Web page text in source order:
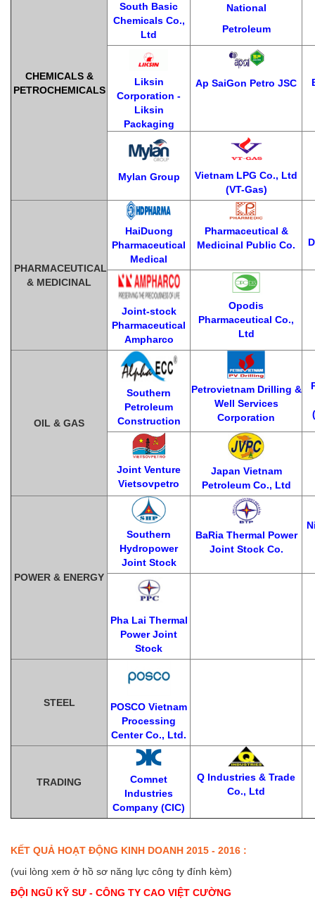
CHEMICALS &
PETROCHEMICALS
South Basic
Chemicals Co.,
Ltd
National
Petroleum
Liksin
Corporation -
Liksin
Packaging
Ap SaiGon Petro JSC
Mylan Group
Vietnam LPG Co., Ltd
(VT-Gas)
PHARMACEUTICAL
& MEDICINAL
HaiDuong
Pharmaceutical
Medical
Pharmaceutical &
Medicinal Public Co.
Joint-stock
Pharmaceutical
Ampharco
Opodis
Pharmaceutical Co.,
Ltd
OIL & GAS
Southern
Petroleum
Construction
Petrovietnam Drilling &
Well Services
Corporation
Joint Venture
Vietsovpetro
Japan Vietnam
Petroleum Co., Ltd
POWER & ENERGY
Southern
Hydropower
Joint Stock
BaRia Thermal Power
Joint Stock Co.
Pha Lai Thermal
Power Joint
Stock
STEEL
POSCO Vietnam
Processing
Center Co., Ltd.
TRADING
Comnet
Industries
Company (CIC)
Q Industries & Trade
Co., Ltd
KẾT QUẢ HOẠT ĐỘNG KINH DOANH 2015 - 2016 :
(vui lòng xem ở hồ sơ năng lực công ty đính kèm)
ĐỘI NGŨ KỸ SƯ - CÔNG TY CAO VIỆT CƯỜNG